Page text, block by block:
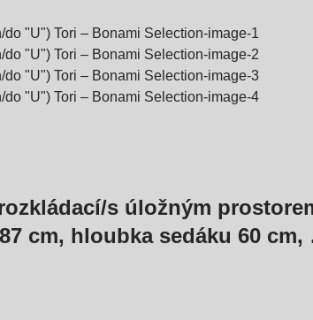
s úložným
cm, hloubka sedáku 60 cm,